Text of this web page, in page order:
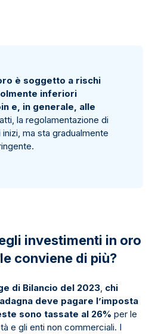
è soggetto a rischi
inferiori
e, in generale, alle
la regolamentazione di
ma sta gradualmente
investimenti in oro
conviene di più?
di Bilancio del 2023, chi
deve pagare l’imposta
sono tassate al 26% per le
e gli enti non commerciali. I